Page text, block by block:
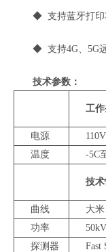
◆ 支持蓝牙打印
◆ 支持4G、5G远
技术参数：
工作
电源
温度
-5C
技术
曲线
大
功率
探测器
Fast